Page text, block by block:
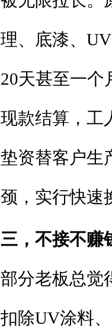
理、底漆、
20天甚至一个
现款结算，
垫资替客户生
颈，实行快速
三，不接不赚
部分老板总觉
扣除UV涂料